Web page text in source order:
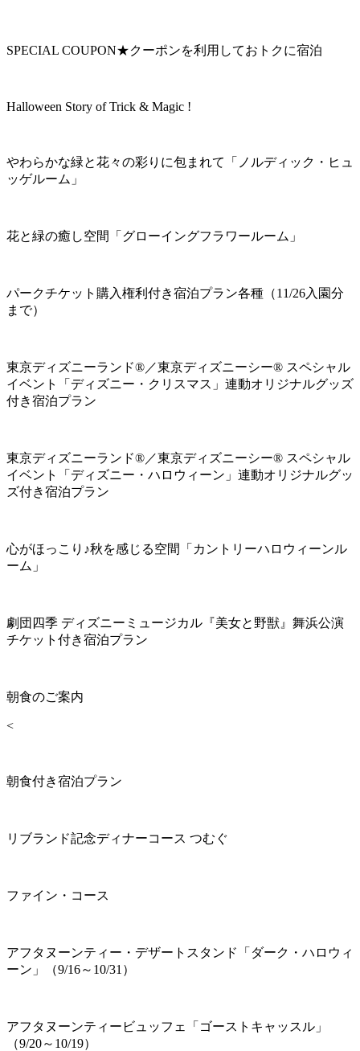
SPECIAL COUPON★クーポンを利用しておトクに宿泊
Halloween Story of Trick & Magic !
やわらかな緑と花々の彩りに包まれて「ノルディック・ヒュ
ッゲルーム」
花と緑の癒し空間「グローイングフラワールーム」
パークチケット購入権利付き宿泊プラン各種（11/26入園分
まで）
東京ディズニーランド®／東京ディズニーシー® スペシャル
イベント「ディズニー・クリスマス」連動オリジナルグッズ
付き宿泊プラン
東京ディズニーランド®／東京ディズニーシー® スペシャル
イベント「ディズニー・ハロウィーン」連動オリジナルグッ
ズ付き宿泊プラン
心がほっこり♪秋を感じる空間「カントリーハロウィーンル
ーム」
劇団四季 ディズニーミュージカル『美女と野獣』舞浜公演
チケット付き宿泊プラン
朝食のご案内
<
朝食付き宿泊プラン
リブランド記念ディナーコース つむぐ
ファイン・コース
アフタヌーンティー・デザートスタンド「ダーク・ハロウィ
ーン」（9/16～10/31）
アフタヌーンティービュッフェ「ゴーストキャッスル」
（9/20～10/19）